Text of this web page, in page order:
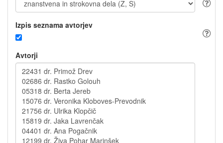
Izpis seznama avtorjev
Avtorji